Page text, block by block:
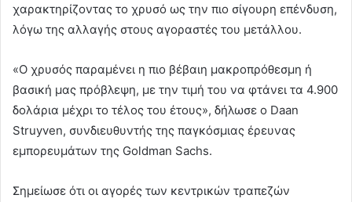
χαρακτηρίζοντας το χρυσό ως την πιο σίγουρη επένδυση,
λόγω της αλλαγής στους αγοραστές του μετάλλου.
«Ο χρυσός παραμένει η πιο βέβαιη μακροπρόθεσμη ή
βασική μας πρόβλεψη, με την τιμή του να φτάνει τα 4.900
δολάρια μέχρι το τέλος του έτους», δήλωσε ο Daan
Struyven, συνδιευθυντής της παγκόσμιας έρευνας
εμπορευμάτων της Goldman Sachs.
Σημείωσε ότι οι αγορές των κεντρικών τραπεζών